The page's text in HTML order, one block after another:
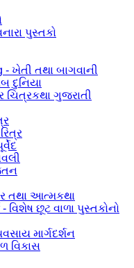
પુસ્તકો
- ખેતી તથા બાગવાની
દુનિયા
ચિત્રકથા ગુજરાતી
તથા આત્મકથા
વિશેષ છૂટ વાળા પુસ્તકોનો
માર્ગદર્શન
વિકાસ